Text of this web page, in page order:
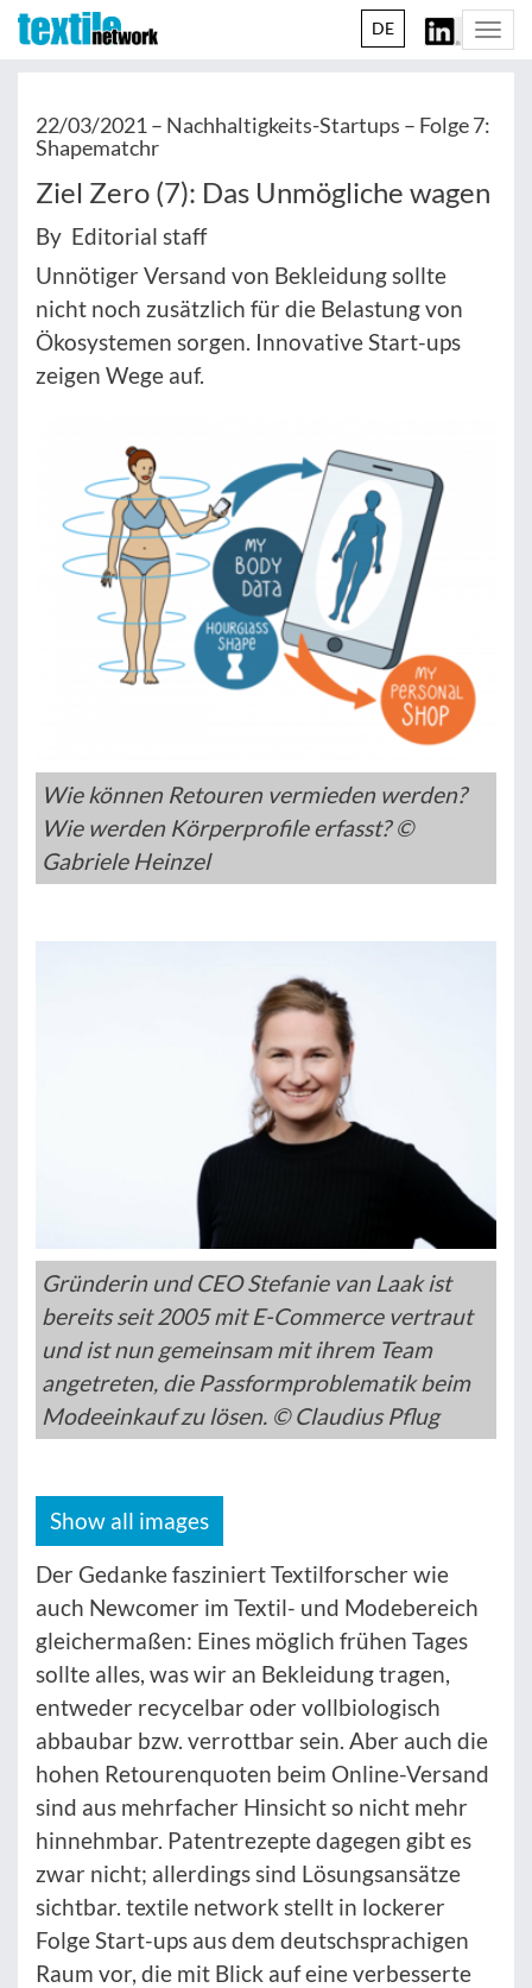
DE
22/03/2021 – Nachhaltigkeits-Startups – Folge 7:
Shapematchr
Ziel Zero (7): Das Unmögliche wagen
By Editorial staff
Unnötiger Versand von Bekleidung sollte
nicht noch zusätzlich für die Belastung von
Ökosystemen sorgen. Innovative Start-ups
zeigen Wege auf.
Wie können Retouren vermieden werden?
Wie werden Körperprofile erfasst? ©
Gabriele Heinzel
Gründerin und CEO Stefanie van Laak ist
bereits seit 2005 mit E-Commerce vertraut
und ist nun gemeinsam mit ihrem Team
angetreten, die Passformproblematik beim
Modeeinkauf zu lösen. © Claudius Pflug
Show all images
Der Gedanke fasziniert Textilforscher wie
auch Newcomer im Textil- und Modebereich
gleichermaßen: Eines möglich frühen Tages
sollte alles, was wir an Bekleidung tragen,
entweder recycelbar oder vollbiologisch
abbaubar bzw. verrottbar sein. Aber auch die
hohen Retourenquoten beim Online-Versand
sind aus mehrfacher Hinsicht so nicht mehr
hinnehmbar. Patentrezepte dagegen gibt es
zwar nicht; allerdings sind Lösungsansätze
sichtbar. textile network stellt in lockerer
Folge Start-ups aus dem deutschsprachigen
Raum vor, die mit Blick auf eine verbesserte